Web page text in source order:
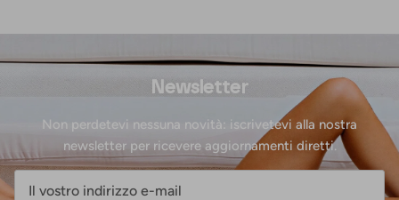
Newsletter
Non perdetevi nessuna novità: iscrivetevi alla nostra
newsletter per ricevere aggiornamenti diretti.